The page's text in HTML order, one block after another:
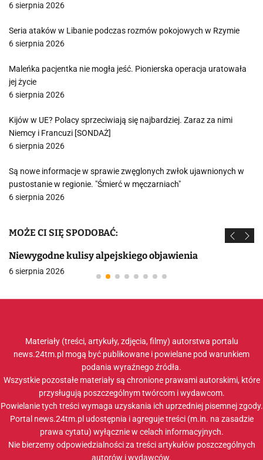
6 sierpnia 2026
Seria ataków w Libanie podczas rozmów pokojowych w Rzymie
6 sierpnia 2026
Maleńka pacjentka nie mogła jeść. Pionierska operacja uratowała
jej życie
6 sierpnia 2026
Kijów w UE? Polacy sprzeciwiają się najbardziej. Zaraz za nimi
Niemcy i Francuzi [SONDAŻ]
6 sierpnia 2026
Są nowe informacje w sprawie zwęglonych zwłok ujawnionych w
pustostanie w regionie. "Śmierć w męczarniach"
6 sierpnia 2026
MOŻE CI SIĘ SPODOBAĆ:
Niewygodne kulisy alpejskiego objawienia
6 sierpnia 2026
Materiały (treści, artykuły, zdjęcia, filmy) autorstwa portalu
news.24tm.pl mogą być publikowane i powielane pod warunkiem
podania wyraźnego źródła.
Wszystkie pozostałe materiały są chronione prawami autorskimi, które
przysługują poszczególnym twórcom i wydawcom.
Powielanie tych treści wymaga uzyskania ich uprzedniej pisemnej zgody.
Portal news.24tm.pl udostępnia i agreguje treści (m.in. na zasadzie
prawa cytatu) wyłącznie w celach informacyjnych.
Nie bierzemy odpowiedzialności za treści artykułów poszczególnych
autorów i wydawców.